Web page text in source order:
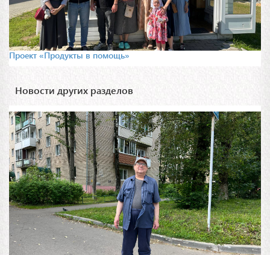
Проект «Продукты в помощь»
Новости других разделов